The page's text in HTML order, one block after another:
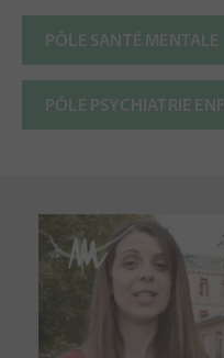
PÔLE SANTÉ MENTALE
PÔLE PSYCHIATRIE